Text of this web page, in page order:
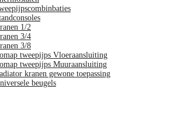
1/2
3/4
3/8
tweepijps Vloeraansluiting
tweepijps Muuraansluiting
kranen gewone toepassing
beugels